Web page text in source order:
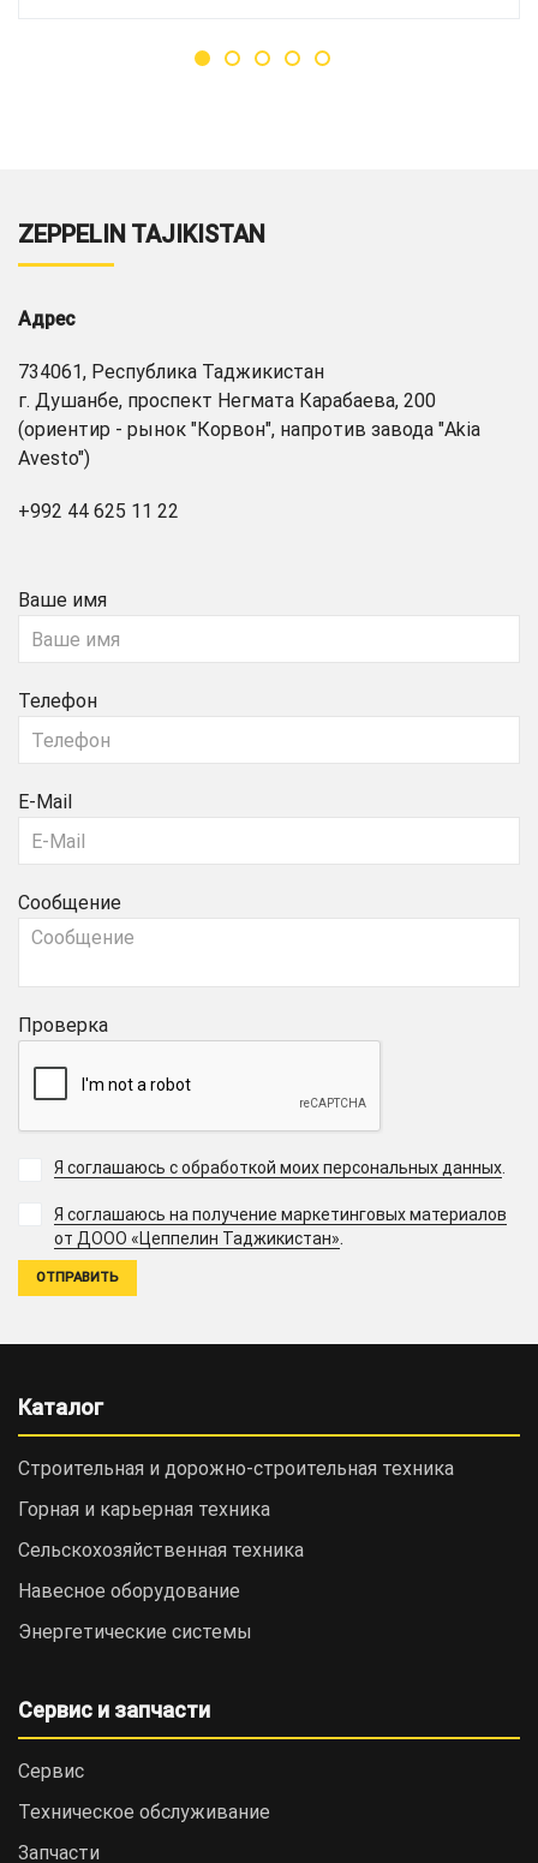
ZEPPELIN TAJIKISTAN
Адрес
734061, Республика Таджикистан
г. Душанбе, проспект Негмата Карабаева, 200
(ориентир - рынок "Корвон", напротив завода "Akia
Avesto")
+992 44 625 11 22
Ваше имя
Телефон
E-Mail
Сообщение
Проверка
Я соглашаюсь с обработкой моих персональных данных.
Я соглашаюсь на получение маркетинговых материалов
от ДООО «Цеппелин Таджикистан».
Каталог
Строительная и дорожно-cтроительная техника
Горная и карьерная техника
Сельскохозяйственная техника
Навесное оборудование
Энергетические системы
Сервис и запчасти
Сервис
Техническое обслуживание
Запчасти